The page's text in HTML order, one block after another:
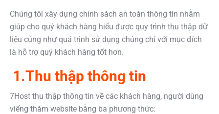
Chúng tôi xây dựng chính sách an toàn thông tin nhằm
giúp cho quý khách hàng hiểu được quy trình thu thập dữ
liệu cũng như quá trình sử dụng chúng chỉ với mục đích
là hỗ trợ quý khách hàng tốt hơn.
1.Thu thập thông tin
7Host thu thập thông tin về các khách hàng, người dùng
viếng thăm website bằng ba phương thức: